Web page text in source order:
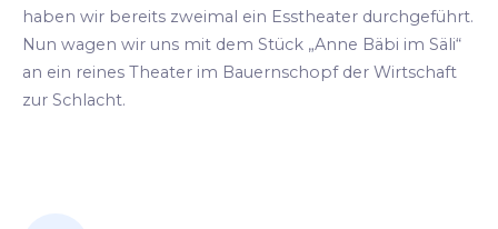
haben wir bereits zweimal ein Esstheater durchgeführt.
Nun wagen wir uns mit dem Stück „Anne Bäbi im Säli“
an ein reines Theater im Bauernschopf der Wirtschaft
zur Schlacht.